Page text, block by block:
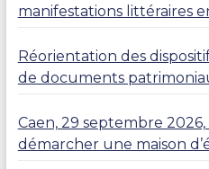
manifestations littéraires
Réorientation des
de documents
Caen, 29 septembre
démarcher une maison